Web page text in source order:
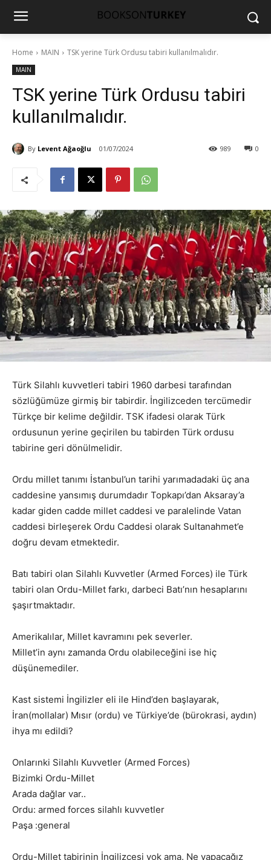
Home MAIN TSK yerine Türk Ordusu tabiri kullanılmalıdır.
MAIN
TSK yerine Türk Ordusu tabiri
kullanılmalıdır.
By Levent Ağaoğlu 01/07/2024 0
989
Türk Silahlı kuvvetleri tabiri 1960 darbesi tarafından
sözlüğümüze girmiş bir tabirdir. İngilizceden tercümedir
Türkçe bir kelime değildir. TSK ifadesi olarak Türk
ordusunun yerine geçirilen bu tabirden Türk ordusu
tabirine geri dönülmelidir.
Ordu millet tanımı İstanbul’un tarihi yarımadadaki üç ana
caddesine yansımış durumdadır Topkapı’dan Aksaray’a
kadar giden cadde millet caddesi ve paralelinde Vatan
caddesi birleşerek Ordu Caddesi olarak Sultanahmet’e
doğru devam etmektedir.
Batı tabiri olan Silahlı Kuvvetler (Armed Forces) ile Türk
tabiri olan Ordu-Millet farkı, darbeci Batı’nın hesaplarını
şaşırtmaktadır.
Amerikalılar, Millet kavramını pek severler.
Millet’in aynı zamanda Ordu olabileceğini ise hiç
düşünemediler.
Kast sistemi İngilizler eli ile Hind’den başlayarak,
İran(mollalar) Mısır (ordu) ve Türkiye’de (bürokrasi, aydın)
ihya mı edildi?
Onlarınki Silahlı Kuvvetler (Armed Forces)
Bizimki Ordu-Millet
Arada dağlar var..
Ordu: armed forces silahlı kuvvetler
Paşa :general
Ordu-Millet tabirinin İngilizcesi yok ama. Ne yapacağız